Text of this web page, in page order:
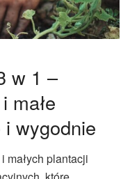
w 1 –
małe
wygodnie
małych plantacji